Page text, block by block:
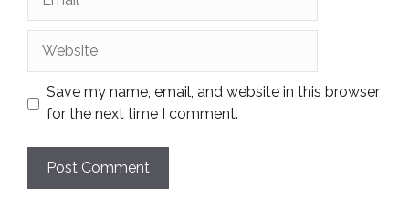
Save my name, email, and website in this browser
for the next time I comment.